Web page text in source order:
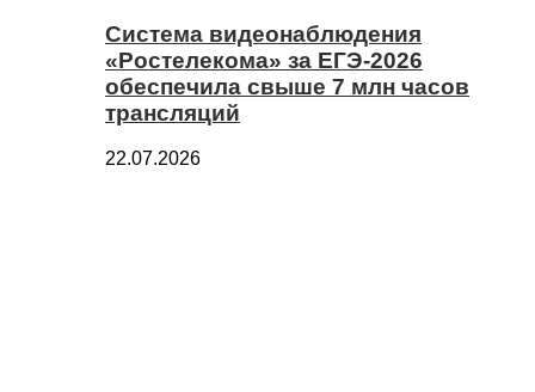
Система видеонаблюдения
«Ростелекома» за ЕГЭ-2026
обеспечила свыше 7 млн часов
трансляций
22.07.2026